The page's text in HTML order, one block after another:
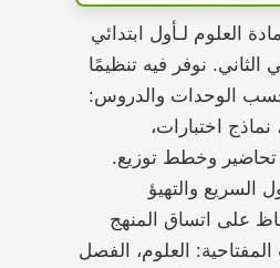
العلوم لـأول ابتدائي
نوفر فيه تنظيمًا
الوحدات والدروس:
اختبارات،
وخطط توزيع.
السريع والتهيؤ
على اتساق المنهج
العلوم، الفصل